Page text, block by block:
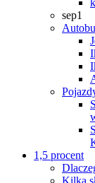
sep1
1,5 procent
Kilka